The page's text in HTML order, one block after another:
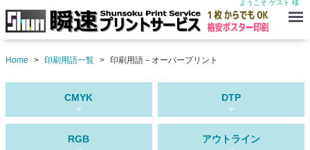
ようこそ ゲスト 様
Menu
Home 印刷用語一覧 印刷用語－オーバープリント
CMYK DTP
RGB アウトライン